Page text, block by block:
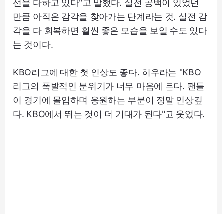
선을 다하고 있다"고 말했다. 실전 공백이 있었던
만큼 아직은 감각을 찾아가는 단계라는 것. 실전 감
각을 다 회복하면 훨씬 좋은 모습을 보일 수도 있다
는 것이다.
KBO리그에 대한 첫 인상도 좋다. 히우라는 "KBO
리그의 폭발적인 분위기가 너무 마음에 든다. 팬들
이 경기에 몰입하며 응원하는 부분이 정말 인상깊
다. KBO에서 뛰는 것이 더 기대가 된다"고 웃었다.